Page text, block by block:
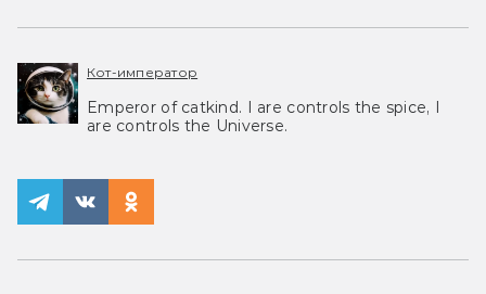
Кот-император
Emperor of catkind. I are controls the spice, I
are controls the Universe.